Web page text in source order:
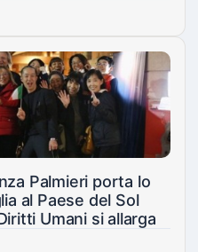
Palmieri porta lo
al Paese del Sol
Umani si allarga